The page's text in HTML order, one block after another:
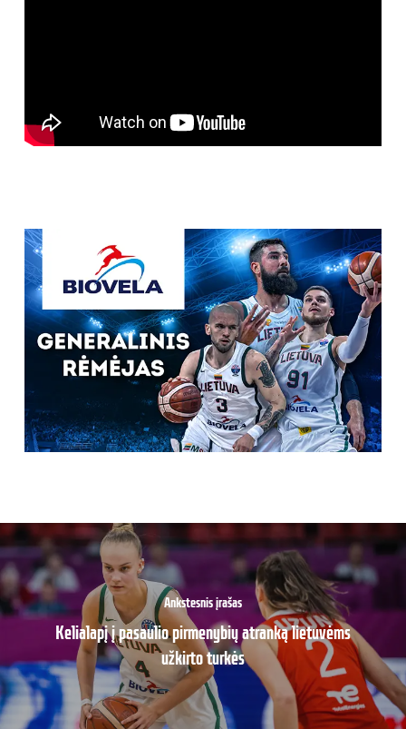
Ankstesnis įrašas
Kelialapį į pasaulio pirmenybių atranką lietuvėms
užkirto turkės